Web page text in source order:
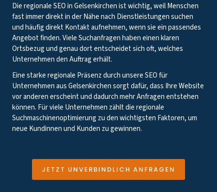
Die regionale SEO in Gelsenkirchen ist wichtig, weil Menschen
fast immer direkt in der Nähe nach Dienstleistungen suchen
und häufig direkt Kontakt aufnehmen, wenn sie ein passendes
Angebot finden. Viele Suchanfragen haben einen klaren
Ortsbezug und genau dort entscheidet sich oft, welches
Unternehmen den Auftrag erhält.
Eine starke regionale Präsenz durch unsere SEO für
Unternehmen aus Gelsenkirchen sorgt dafür, dass Ihre Website
vor anderen erscheint und dadurch mehr Anfragen entstehen
können. Für viele Unternehmen zählt die regionale
Suchmaschinenoptimierung zu den wichtigsten Faktoren, um
neue Kundinnen und Kunden zu gewinnen.
JETZT UNVERBINDLICH ANFRAGEN